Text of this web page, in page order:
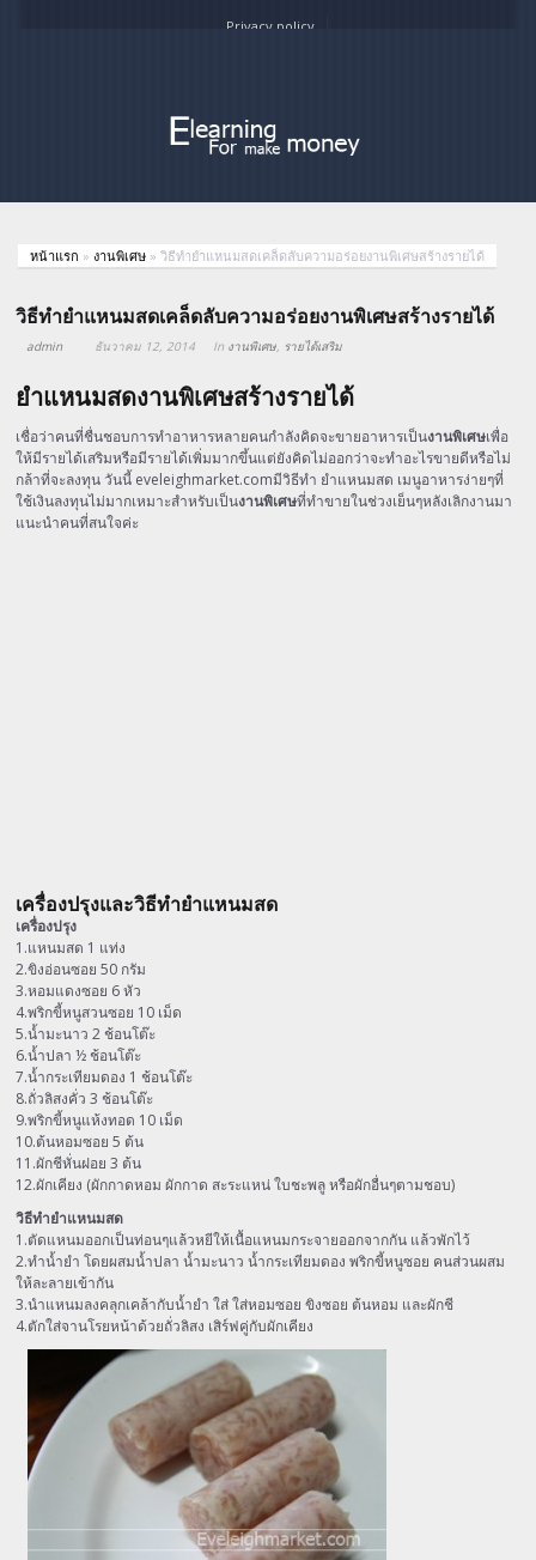
Privacy policy
หน้าแรก »งานพิเศษ »วิธีทำยำแหนมสดเคล็ดลับความอร่อยงานพิเศษสร้างรายได้
วิธีทำยำแหนมสดเคล็ดลับความอร่อยงานพิเศษสร้างรายได้
admin ธันวาคม 12, 2014 In งานพิเศษ, รายได้เสริม
ยำแหนมสดงานพิเศษสร้างรายได้
เชื่อว่าคนที่ชื่นชอบการทำอาหารหลายคนกำลังคิดจะขายอาหารเป็นงานพิเศษเพื่อ
ให้มีรายได้เสริมหรือมีรายได้เพิ่มมากขึ้นแต่ยังคิดไม่ออกว่าจะทำอะไรขายดีหรือไม่
กล้าที่จะลงทุน วันนี้ eveleighmarket.comมีวิธีทำ ยำแหนมสด เมนูอาหารง่ายๆที่
ใช้เงินลงทุนไม่มากเหมาะสำหรับเป็นงานพิเศษที่ทำขายในช่วงเย็นๆหลังเลิกงานมา
แนะนำคนที่สนใจค่ะ
เครื่องปรุงและวิธีทำยำแหนมสด
เครื่องปรุง
1.แหนมสด 1 แท่ง
2.ขิงอ่อนซอย 50 กรัม
3.หอมแดงซอย 6 หัว
4.พริกขี้หนูสวนซอย 10 เม็ด
5.น้ำมะนาว 2 ช้อนโต๊ะ
6.น้ำปลา ½ ช้อนโต๊ะ
7.น้ำกระเทียมดอง 1 ช้อนโต๊ะ
8.ถั่วลิสงคั่ว 3 ช้อนโต๊ะ
9.พริกขี้หนูแห้งทอด 10 เม็ด
10.ต้นหอมซอย 5 ต้น
11.ผักชีหั่นฝอย 3 ต้น
12.ผักเคียง (ผักกาดหอม ผักกาด สะระแหน่ ใบชะพลู หรือผักอื่นๆตามชอบ)
วิธีทำยำแหนมสด
1.ตัดแหนมออกเป็นท่อนๆแล้วหยีให้เนื้อแหนมกระจายออกจากกัน แล้วพักไว้
2.ทำน้ำยำ โดยผสมน้ำปลา น้ำมะนาว น้ำกระเทียมดอง พริกขี้หนูซอย คนส่วนผสม
ให้ละลายเข้ากัน
3.นำแหนมลงคลุกเคล้ากับน้ำยำ ใส่ ใส่หอมซอย ขิงซอย ต้นหอม และผักชี
4.ตักใส่จานโรยหน้าด้วยถั่วลิสง เสิร์ฟคู่กับผักเคียง